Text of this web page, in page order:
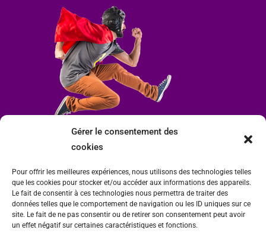
Gérer le consentement des
cookies
Pour offrir les meilleures expériences, nous utilisons des technologies telles
que les cookies pour stocker et/ou accéder aux informations des appareils.
Le fait de consentir à ces technologies nous permettra de traiter des
données telles que le comportement de navigation ou les ID uniques sur ce
site. Le fait de ne pas consentir ou de retirer son consentement peut avoir
un effet négatif sur certaines caractéristiques et fonctions.